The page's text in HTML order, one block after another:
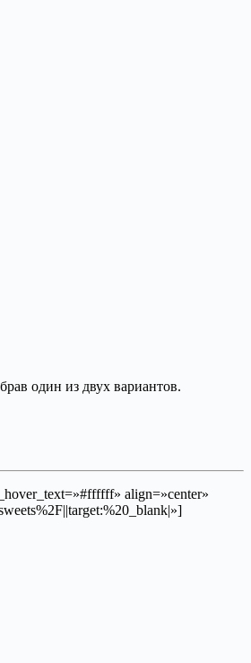
один из двух вариантов.
align=»center»